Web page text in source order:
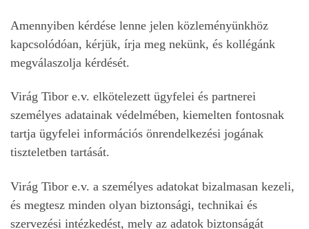
Amennyiben kérdése lenne jelen közleményünkhöz
kapcsolódóan, kérjük, írja meg nekünk, és kollégánk
megválaszolja kérdését.
Virág Tibor e.v. elkötelezett ügyfelei és partnerei
személyes adatainak védelmében, kiemelten fontosnak
tartja ügyfelei információs önrendelkezési jogának
tiszteletben tartását.
Virág Tibor e.v. a személyes adatokat bizalmasan kezeli,
és megtesz minden olyan biztonsági, technikai és
szervezési intézkedést, mely az adatok biztonságát